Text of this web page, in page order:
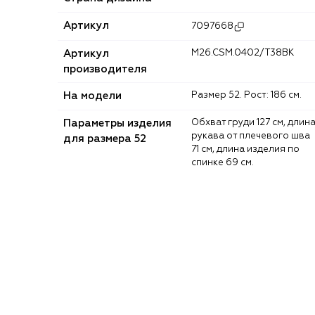
Артикул 7097668
Артикул
производителя
M26.CSM.0402/T38BK
На модели Размер 52. Рост: 186 см.
Параметры изделия
для размера 52
Обхват груди 127 см, длина
рукава от плечевого шва
71 см, длина изделия по
спинке 69 см.